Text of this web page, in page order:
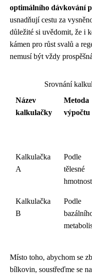
optimálního dávkování
usnadňují cestu za
důležité si uvědomit, že i
kámen pro růst svalů a
nemusí být vždy
Srovnání
Název
kalkulačky
Metoda
výpočtu
Kalkulačka
A
Podle
tělesné
Kalkulačka
B
Podle
Místo toho, abychom se
bílkovin, soustřeďme se na